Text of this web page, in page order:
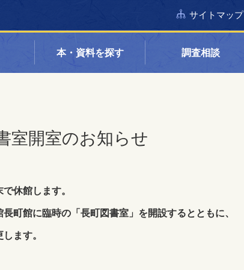
サイトマップ
本・資料を探す 調査相談
室開室のお知らせ
休館します。
町館に臨時の「長町図書室」を開設するとともに、
ます。